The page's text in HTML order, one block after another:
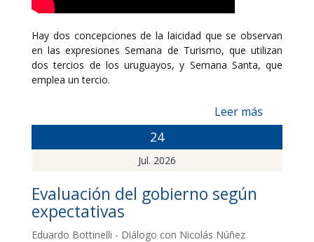
Hay dos concepciones de la laicidad que se observan
en las expresiones Semana de Turismo, que utilizan
dos tercios de los uruguayos, y Semana Santa, que
emplea un tercio.
Leer más
24
Jul. 2026
Evaluación del gobierno según
expectativas
Eduardo Bottinelli - Diálogo con Nicolás Núñez